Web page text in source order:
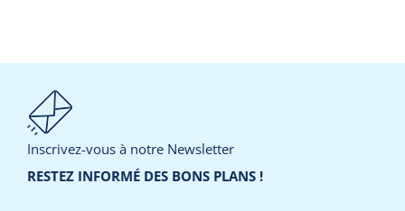
Inscrivez-vous à notre Newsletter
RESTEZ INFORMÉ DES BONS PLANS !